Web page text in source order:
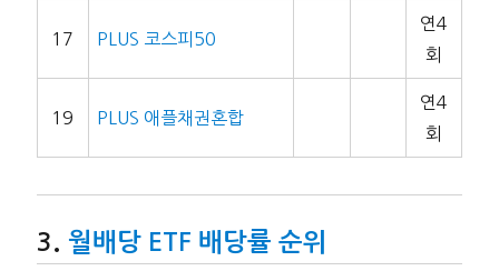
17 PLUS 코스피50
연4
회
19 PLUS 애플채권혼합
연4
회
월배당 ETF 배당률 순위